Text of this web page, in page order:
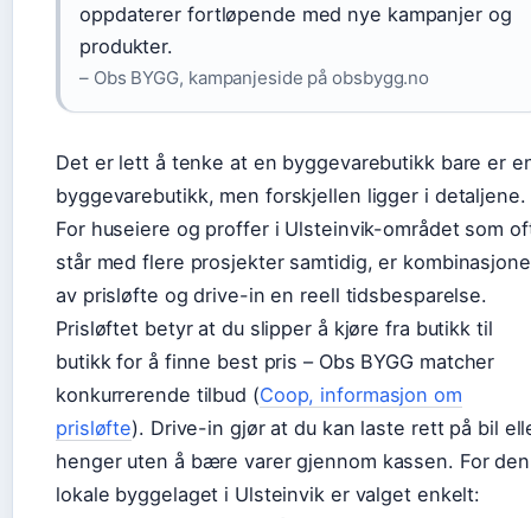
oppdaterer fortløpende med nye kampanjer og
produkter.
– Obs BYGG, kampanjeside på obsbygg.no
Det er lett å tenke at en byggevarebutikk bare er
byggevarebutikk, men forskjellen ligger i detaljene.
For huseiere og proffer i Ulsteinvik-området som
står med flere prosjekter samtidig, er
av prisløfte og drive-in en reell tidsbesparelse.
Prisløftet betyr at du slipper å kjøre fra butikk til
butikk for å finne best pris – Obs BYGG matcher
konkurrerende tilbud (Coop, informasjon om
prisløfte). Drive-in gjør at du kan laste rett på bil
henger uten å bære varer gjennom kassen. For den
lokale byggelaget i Ulsteinvik er valget enkelt: